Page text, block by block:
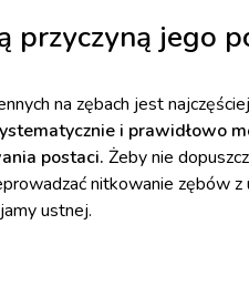
przyczyną jego
na zębach jest
i prawidłowo
postaci. Żeby nie
nitkowanie zębów
ustnej.